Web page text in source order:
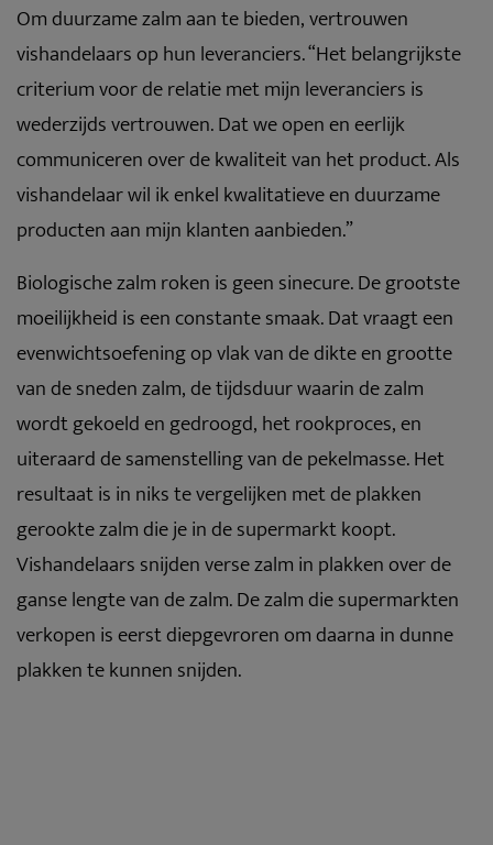
Om duurzame zalm aan te bieden, vertrouwen
vishandelaars op hun leveranciers. “Het belangrijkste
criterium voor de relatie met mijn leveranciers is
wederzijds vertrouwen. Dat we open en eerlijk
communiceren over de kwaliteit van het product. Als
vishandelaar wil ik enkel kwalitatieve en duurzame
producten aan mijn klanten aanbieden.”
Biologische zalm roken is geen sinecure. De grootste
moeilijkheid is een constante smaak. Dat vraagt een
evenwichtsoefening op vlak van de dikte en grootte
van de sneden zalm, de tijdsduur waarin de zalm
wordt gekoeld en gedroogd, het rookproces, en
uiteraard de samenstelling van de pekelmasse. Het
resultaat is in niks te vergelijken met de plakken
gerookte zalm die je in de supermarkt koopt.
Vishandelaars snijden verse zalm in plakken over de
ganse lengte van de zalm. De zalm die supermarkten
verkopen is eerst diepgevroren om daarna in dunne
plakken te kunnen snijden.